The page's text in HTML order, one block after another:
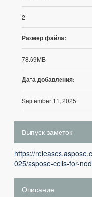
2
Размер файла:
78.69MB
Дата добавления:
September 11, 2025
Выпуск заметок
https://
025/aspose-cells-for-
Описание